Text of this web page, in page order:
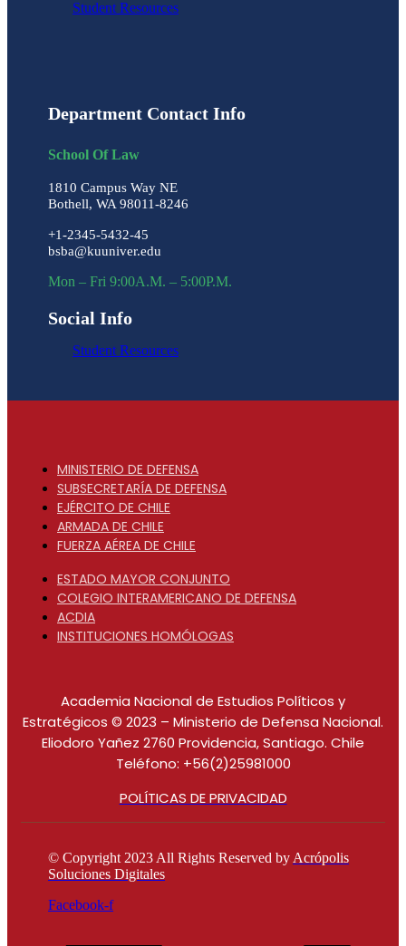
Student Resources
Department Contact Info
School Of Law
1810 Campus Way NE
Bothell, WA 98011-8246
+1-2345-5432-45
bsba@kuuniver.edu
Mon – Fri 9:00A.M. – 5:00P.M.
Social Info
Student Resources
MINISTERIO DE DEFENSA
SUBSECRETARÍA DE DEFENSA
EJÉRCITO DE CHILE
ARMADA DE CHILE
FUERZA AÉREA DE CHILE
ESTADO MAYOR CONJUNTO
COLEGIO INTERAMERICANO DE DEFENSA
ACDIA
INSTITUCIONES HOMÓLOGAS
Academia Nacional de Estudios Políticos y
Estratégicos © 2023 – Ministerio de Defensa Nacional.
Eliodoro Yañez 2760 Providencia, Santiago. Chile
Teléfono: +56(2)25981000
POLÍTICAS DE PRIVACIDAD
© Copyright 2023 All Rights Reserved by Acrópolis
Soluciones Digitales
Facebook-f